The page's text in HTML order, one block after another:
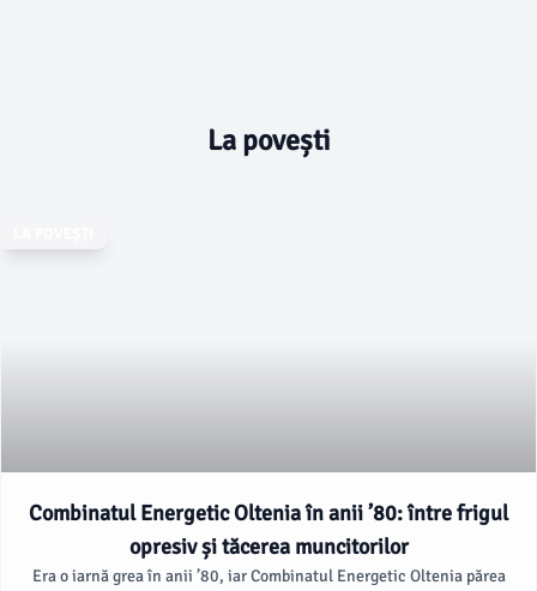
La povești
Combinatul Energetic Oltenia în anii ’80: între frigul
opresiv și tăcerea muncitorilor
Era o iarnă grea în anii ’80, iar Combinatul Energetic Oltenia părea